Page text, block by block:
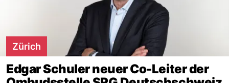
Zürich
Edgar Schuler neuer Co-Leiter der